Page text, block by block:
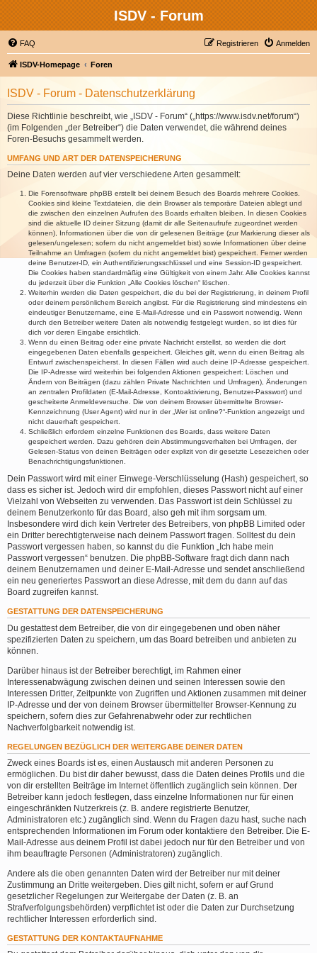
ISDV - Forum
FAQ Anmelden
Registrieren
ISDV-Homepage Foren
ISDV - Forum - Datenschutzerklärung
Diese Richtlinie beschreibt, wie „ISDV - Forum“ („https://www.isdv.net/forum“)
(im Folgenden „der Betreiber“) die Daten verwendet, die während deines
Foren-Besuchs gesammelt werden.
UMFANG UND ART DER DATENSPEICHERUNG
Deine Daten werden auf vier verschiedene Arten gesammelt:
Die Forensoftware phpBB erstellt bei deinem Besuch des Boards mehrere Cookies.
Cookies sind kleine Textdateien, die dein Browser als temporäre Dateien ablegt und
die zwischen den einzelnen Aufrufen des Boards erhalten bleiben. In diesen Cookies
sind die aktuelle ID deiner Sitzung (damit dir alle Seitenaufrufe zugeordnet werden
können), Informationen über die von dir gelesenen Beiträge (zur Markierung dieser als
gelesen/ungelesen; sofern du nicht angemeldet bist) sowie Informationen über deine
Teilnahme an Umfragen (sofern du nicht angemeldet bist) gespeichert. Ferner werden
deine Benutzer-ID, ein Authentifizierungsschlüssel und eine Session-ID gespeichert.
Die Cookies haben standardmäßig eine Gültigkeit von einem Jahr. Alle Cookies kannst
du jederzeit über die Funktion „Alle Cookies löschen“ löschen.
Weiterhin werden die Daten gespeichert, die du bei der Registrierung, in deinem Profil
oder deinem persönlichem Bereich angibst. Für die Registrierung sind mindestens ein
eindeutiger Benutzername, eine E-Mail-Adresse und ein Passwort notwendig. Wenn
durch den Betreiber weitere Daten als notwendig festgelegt wurden, so ist dies für
dich vor deren Eingabe ersichtlich.
Wenn du einen Beitrag oder eine private Nachricht erstellst, so werden die dort
eingegebenen Daten ebenfalls gespeichert. Gleiches gilt, wenn du einen Beitrag als
Entwurf zwischenspeicherst. In diesen Fällen wird auch deine IP-Adresse gespeichert.
Die IP-Adresse wird weiterhin bei folgenden Aktionen gespeichert: Löschen und
Ändern von Beiträgen (dazu zählen Private Nachrichten und Umfragen), Änderungen
an zentralen Profildaten (E-Mail-Adresse, Kontoaktivierung, Benutzer-Passwort) und
gescheiterte Anmeldeversuche. Die von deinem Browser übermittelte Browser-
Kennzeichnung (User Agent) wird nur in der „Wer ist online?“-Funktion angezeigt und
nicht dauerhaft gespeichert.
Schließlich erfordern einzelne Funktionen des Boards, dass weitere Daten
gespeichert werden. Dazu gehören dein Abstimmungsverhalten bei Umfragen, der
Gelesen-Status von deinen Beiträgen oder explizit von dir gesetzte Lesezeichen oder
Benachrichtigungsfunktionen.
Dein Passwort wird mit einer Einwege-Verschlüsselung (Hash) gespeichert, so
dass es sicher ist. Jedoch wird dir empfohlen, dieses Passwort nicht auf einer
Vielzahl von Webseiten zu verwenden. Das Passwort ist dein Schlüssel zu
deinem Benutzerkonto für das Board, also geh mit ihm sorgsam um.
Insbesondere wird dich kein Vertreter des Betreibers, von phpBB Limited oder
ein Dritter berechtigterweise nach deinem Passwort fragen. Solltest du dein
Passwort vergessen haben, so kannst du die Funktion „Ich habe mein
Passwort vergessen“ benutzen. Die phpBB-Software fragt dich dann nach
deinem Benutzernamen und deiner E-Mail-Adresse und sendet anschließend
ein neu generiertes Passwort an diese Adresse, mit dem du dann auf das
Board zugreifen kannst.
GESTATTUNG DER DATENSPEICHERUNG
Du gestattest dem Betreiber, die von dir eingegebenen und oben näher
spezifizierten Daten zu speichern, um das Board betreiben und anbieten zu
können.
Darüber hinaus ist der Betreiber berechtigt, im Rahmen einer
Interessenabwägung zwischen deinen und seinen Interessen sowie den
Interessen Dritter, Zeitpunkte von Zugriffen und Aktionen zusammen mit deiner
IP-Adresse und der von deinem Browser übermittelter Browser-Kennung zu
speichern, sofern dies zur Gefahrenabwehr oder zur rechtlichen
Nachverfolgbarkeit notwendig ist.
REGELUNGEN BEZÜGLICH DER WEITERGABE DEINER DATEN
Zweck eines Boards ist es, einen Austausch mit anderen Personen zu
ermöglichen. Du bist dir daher bewusst, dass die Daten deines Profils und die
von dir erstellten Beiträge im Internet öffentlich zugänglich sein können. Der
Betreiber kann jedoch festlegen, dass einzelne Informationen nur für einen
eingeschränkten Nutzerkreis (z. B. andere registrierte Benutzer,
Administratoren etc.) zugänglich sind. Wenn du Fragen dazu hast, suche nach
entsprechenden Informationen im Forum oder kontaktiere den Betreiber. Die E-
Mail-Adresse aus deinem Profil ist dabei jedoch nur für den Betreiber und von
ihm beauftragte Personen (Administratoren) zugänglich.
Andere als die oben genannten Daten wird der Betreiber nur mit deiner
Zustimmung an Dritte weitergeben. Dies gilt nicht, sofern er auf Grund
gesetzlicher Regelungen zur Weitergabe der Daten (z. B. an
Strafverfolgungsbehörden) verpflichtet ist oder die Daten zur Durchsetzung
rechtlicher Interessen erforderlich sind.
GESTATTUNG DER KONTAKTAUFNAHME